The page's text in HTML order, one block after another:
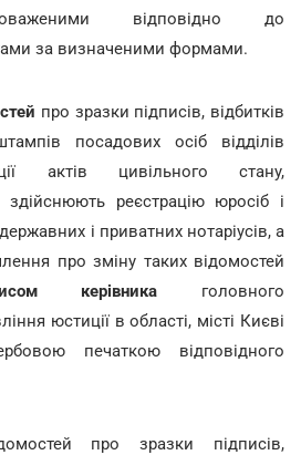
відповідно до
за визначеними формами.
про зразки підписів, відбитків
посадових осіб відділів
актів цивільного стану,
здійснюють реєстрацію юросіб і
і приватних нотаріусів, а
про зміну таких відомостей
керівника головного
юстиції в області, місті Києві
печаткою відповідного
про зразки підписів,